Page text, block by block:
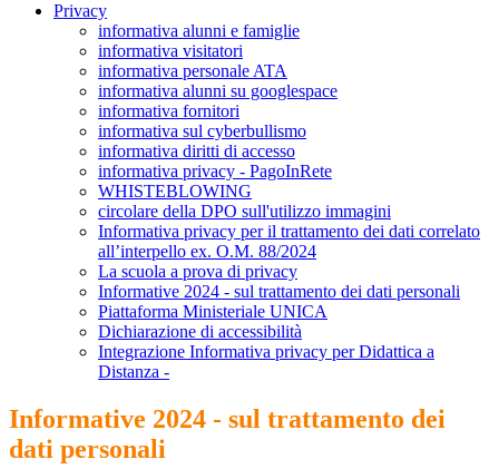
Privacy
informativa alunni e famiglie
informativa visitatori
informativa personale ATA
informativa alunni su googlespace
informativa fornitori
informativa sul cyberbullismo
informativa diritti di accesso
informativa privacy - PagoInRete
WHISTEBLOWING
circolare della DPO sull'utilizzo immagini
Informativa privacy per il trattamento dei dati correlato
all’interpello ex. O.M. 88/2024
La scuola a prova di privacy
Informative 2024 - sul trattamento dei dati personali
Piattaforma Ministeriale UNICA
Dichiarazione di accessibilità
Integrazione Informativa privacy per Didattica a
Distanza -
Informative 2024 - sul trattamento dei
dati personali